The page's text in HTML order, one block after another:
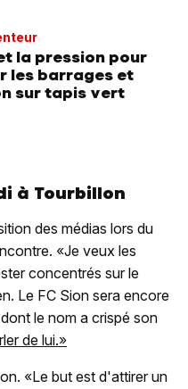
la pression pour
les barrages et
sur tapis vert
à Tourbillon
des médias lors du
«Je veux les
concentrés sur le
Le FC Sion sera encore
le nom a crispé son
de lui.»
«Le but est d'attirer un